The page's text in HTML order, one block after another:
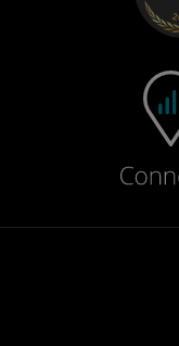
お問い合わせ先